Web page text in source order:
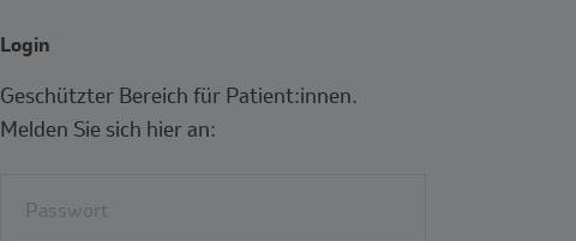
Login
Geschützter Bereich für Patient:innen.
Melden Sie sich hier an: